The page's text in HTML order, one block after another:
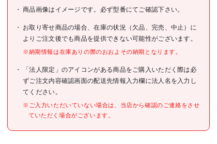
●色:ブルー
材質/仕上
原産国
セット内容/付属品
●コーナースペーサーセット
は調整ネジセット、ゴム足は
商品画像はイメージです。必ず型番にてご確認下さい。
お取り寄せ商品の場合、在庫の状況（欠品、完売、中止）に
よりご注文後でも商品を提供できない可能性がございます。
※納期情報は在庫ありの際のおおよその納期となります。
「法人限定」のアイコンがある商品をご購入いただく際は必
ずご注文内容確認画面の配送先情報入力欄に法人名を入力し
てください。
※ご入力いただいていない場合は、当店から確認のご連絡をさせ
ていただく場合がございます。